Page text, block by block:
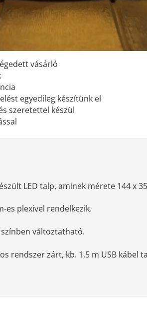
vásárló
egyedileg készítünk el
szeretettel készül
LED talp, aminek mérete 144 x
es plexivel rendelkezik.
változtatható.
rendszer zárt, kb. 1,5 m USB kábel